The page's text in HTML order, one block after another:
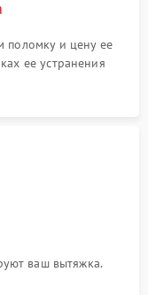
поломку и цену ее
ее устранения
ваш вытяжка.